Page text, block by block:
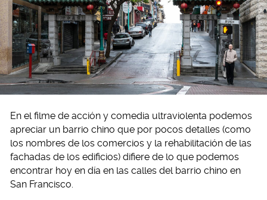
En el filme de acción y comedia ultraviolenta podemos
apreciar un barrio chino que por pocos detalles (como
los nombres de los comercios y la rehabilitación de las
fachadas de los edificios) difiere de lo que podemos
encontrar hoy en día en las calles del barrio chino en
San Francisco.